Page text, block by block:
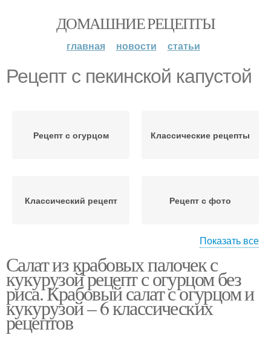
ДОМАШНИЕ РЕЦЕПТЫ
главная новости статьи
Рецепт с пекинской капустой
Рецепт с огурцом Классические рецепты
Классический рецепт Рецепт с фото
Вкусный рецепт
стол
Салат с пекинской
Показать все
Салат из крабовых палочек с
кукурузой рецепт с огурцом без
риса. Крабовый салат с огурцом и
кукурузой – 6 классических
рецептов